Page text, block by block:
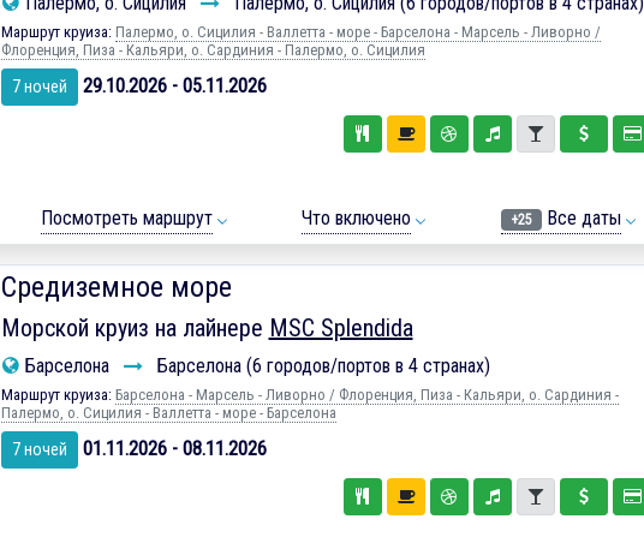
Маршрут круиза: Палермо, о. Сицилия - Валлетта - море - Барселона - Марсель - Ливорно /
Флоренция, Пиза - Кальяри, о. Сардиния - Палермо, о. Сицилия
7 ночей 29.10.2026 - 05.11.2026
Посмотреть маршрут Что включено +25 Все даты
Средиземное море
Морской круиз на лайнере MSC Splendida
Барселона Барселона (6 городов/портов в 4 странах)
Маршрут круиза: Барселона - Марсель - Ливорно / Флоренция, Пиза - Кальяри, о. Сардиния -
Палермо, о. Сицилия - Валлетта - море - Барселона
7 ночей 01.11.2026 - 08.11.2026